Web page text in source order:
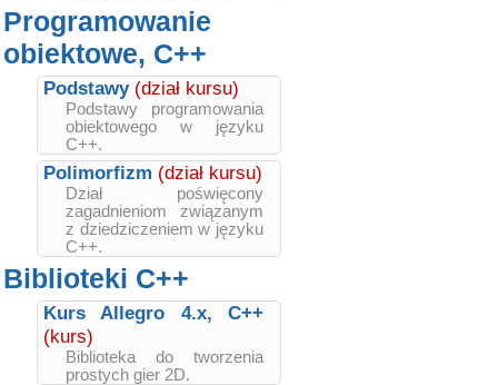
Programowanie
obiektowe, C++
Podstawy (dział kursu)
Podstawy programowania
obiektowego w języku
C++.
Polimorfizm (dział kursu)
Dział poświęcony
zagadnieniom związanym
z dziedziczeniem w języku
C++.
Biblioteki C++
Kurs Allegro 4.x, C++
(kurs)
Biblioteka do tworzenia
prostych gier 2D.